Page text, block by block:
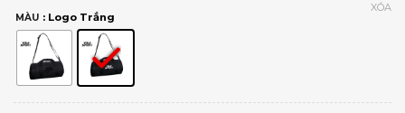
MÀU : Logo Trắng
XÓA